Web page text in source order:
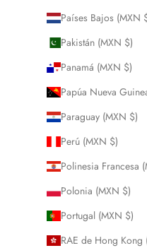
Países Bajos (MXN
Pakistán (MXN $)
Panamá (MXN $)
Papúa Nueva
Paraguay (MXN $)
Perú (MXN $)
Polinesia Francesa
Polonia (MXN $)
Portugal (MXN $)
RAE de Hong Kong